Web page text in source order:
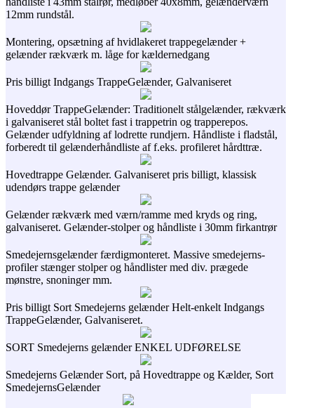
12mm rundstål.
Montering, opsætning af hvidlakeret trappegelænder +
gelænder rækværk m. låge for kældernedgang
Pris billigt Indgangs TrappeGelænder, Galvaniseret
Hoveddør TrappeGelænder: Traditionelt stålgelænder, rækværk
i galvaniseret stål boltet fast i trappetrin og trapperepos.
Gelænder udfyldning af lodrette rundjern. Håndliste i fladstål,
forberedt til gelænderhåndliste af f.eks. profileret hårdttræ.
Hovedtrappe Gelænder. Galvaniseret pris billigt, klassisk
udendørs trappe gelænder
Gelænder rækværk med værn/ramme med kryds og ring,
galvaniseret. Gelænder-stolper og håndliste i 30mm firkantrør
Smedejernsgelænder færdigmonteret. Massive smedejerns-
profiler stænger stolper og håndlister med div. prægede
mønstre, snoninger mm.
Pris billigt Sort Smedejerns gelænder Helt-enkelt Indgangs
TrappeGelænder, Galvaniseret.
SORT Smedejerns gelænder ENKEL UDFØRELSE
Smedejerns Gelænder Sort, på Hovedtrappe og Kælder, Sort
SmedejernsGelænder